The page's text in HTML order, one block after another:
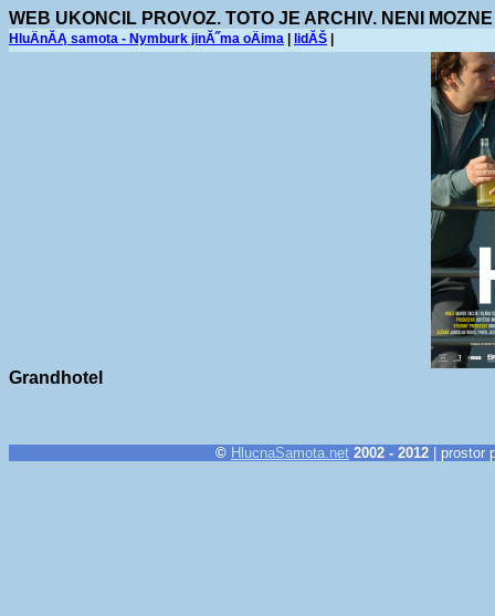
WEB UKONCIL PROVOZ. TOTO JE ARCHIV. NENI
HluÄnĂĄ samota - Nymburk jinĂ˝ma oÄima lidĂŠ
Grandhotel
© HlucnaSamota.net 2002 - 2012 | prostor